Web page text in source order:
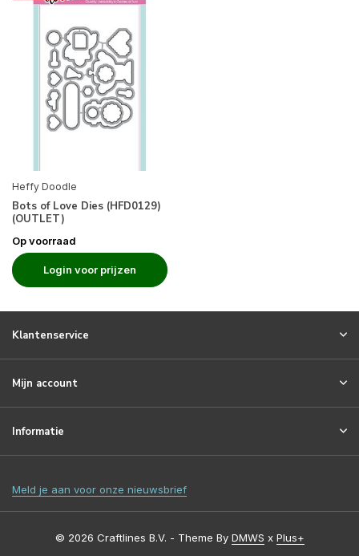
Heffy Doodle
Bots of Love Dies (HFD0129)
(OUTLET)
Op voorraad
Login voor prijzen
Klantenservice
Mijn account
Informatie
Meld je aan voor onze nieuwsbrief
© 2026 Craftlines B.V. - Theme By DMWS x Plus+